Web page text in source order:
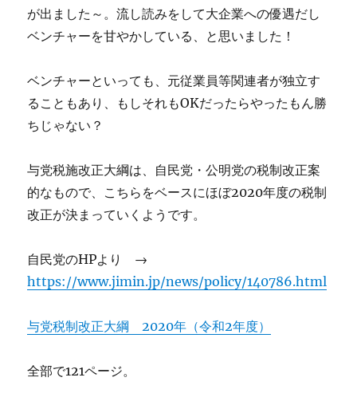
が出ました～。流し読みをして大企業への優遇だし
ベンチャーを甘やかしている、と思いました！
ベンチャーといっても、元従業員等関連者が独立す
ることもあり、もしそれもOKだったらやったもん勝
ちじゃない？
与党税施改正大綱は、自民党・公明党の税制改正案
的なもので、こちらをベースにほぼ2020年度の税制
改正が決まっていくようです。
自民党のHPより →
https://www.jimin.jp/news/policy/140786.html
与党税制改正大綱 2020年（令和2年度）
全部で121ページ。